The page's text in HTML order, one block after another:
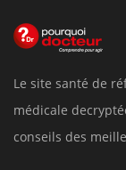
Le site santé de
médicale
conseils des